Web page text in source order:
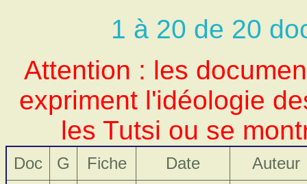
1 à 20 de 20
Attention : les
expriment l'idéologie
les Tutsi ou se
Doc G Fiche Date Auteur